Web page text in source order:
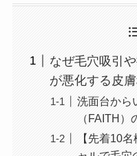
なぜ毛穴吸引
が悪化する皮
洗面台から
（FAITH
【先着10